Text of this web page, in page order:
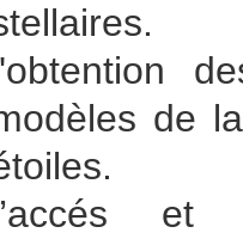
de
et